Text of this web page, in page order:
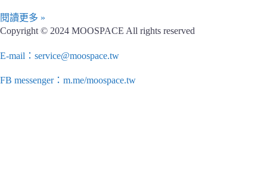
閱讀更多 »
Copyright © 2024 MOOSPACE All rights reserved
E-mail：service@moospace.tw
FB messenger：m.me/moospace.tw